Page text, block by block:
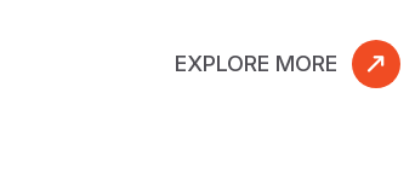
EXPLORE MORE